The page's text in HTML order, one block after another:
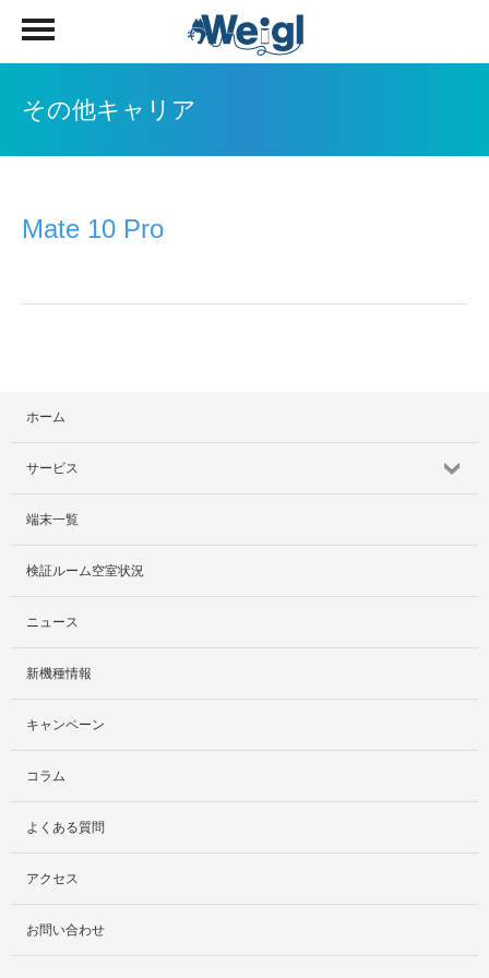
その他キャリア
Mate 10 Pro
ホーム
サービス
サービス紹介
社外貸出プラン
検証ルーム
料金プラン
レンタルルームプラン
お手軽検証パック
端末一覧
検証ルーム空室状況
ニュース
新機種情報
キャンペーン
コラム
よくある質問
アクセス
お問い合わせ